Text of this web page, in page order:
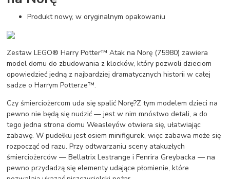
Produkt nowy, w oryginalnym opakowaniu
Zestaw LEGO® Harry Potter™ Atak na Norę (75980) zawiera
model domu do zbudowania z klocków, który pozwoli dzieciom
opowiedzieć jedną z najbardziej dramatycznych historii w całej
sadze o Harrym Potterze™.
Czy śmierciożercom uda się spalić Norę?Z tym modelem dzieci na
pewno nie będą się nudzić — jest w nim mnóstwo detali, a do
tego jedna strona domu Weasleyów otwiera się, ułatwiając
zabawę. W pudełku jest osiem minifigurek, więc zabawa może się
rozpocząć od razu. Przy odtwarzaniu sceny atakuzłych
śmierciożerców — Bellatrix Lestrange i Fenrira Greybacka — na
pewno przydadzą się elementy udające płomienie, które